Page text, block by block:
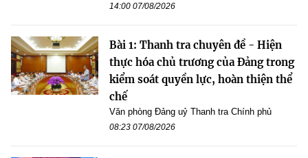
14:00 07/08/2026
Bài 1: Thanh tra chuyên đề - Hiện
thực hóa chủ trương của Đảng trong
kiểm soát quyền lực, hoàn thiện thể
chế
Văn phòng Đảng uỷ Thanh tra Chính phủ
08:23 07/08/2026